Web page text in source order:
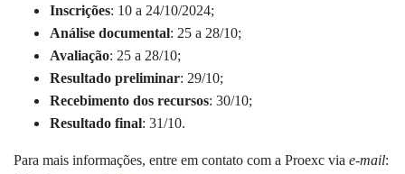
Inscrições: 10 a 24/10/2024;
Análise documental: 25 a 28/10;
Avaliação: 25 a 28/10;
Resultado preliminar: 29/10;
Recebimento dos recursos: 30/10;
Resultado final: 31/10.
Para mais informações, entre em contato com a Proexc via e-mail: